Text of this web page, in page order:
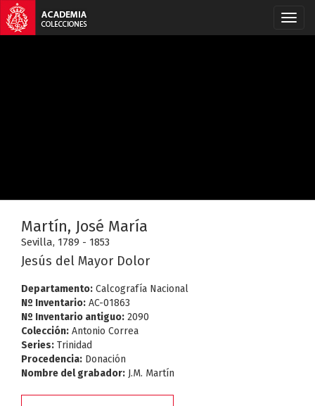
Martín, José María
Sevilla, 1789 - 1853
Jesús del Mayor Dolor
Departamento: Calcografía Nacional
Nº Inventario: AC-01863
Nº Inventario antiguo: 2090
Colección: Antonio Correa
Series: Trinidad
Procedencia: Donación
Nombre del grabador: J.M. Martín